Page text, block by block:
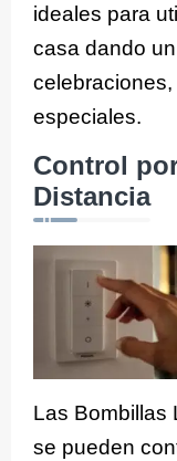
ideales para
casa dando
especiales.
Control
Distancia
Las Bombillas
se pueden